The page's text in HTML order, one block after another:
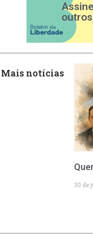
Mais notícias
30 de